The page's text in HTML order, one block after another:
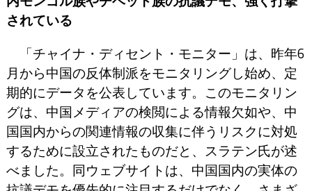
されている
「チャイナ・ディセント・モニター」は、昨年6
月から中国の反体制派をモニタリングし始め、定
期的にデータを公表しています。このモニタリン
グは、中国メディアの検閲による情報欠如や、中
国国内からの関連情報の収集に伴うリスクに対処
するために設立されたものだと、スラテン氏が述
べました。同ウェブサイトは、中国国内の実体の